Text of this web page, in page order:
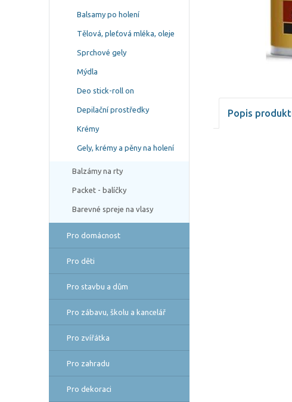
Balsamy po holení
Tělová, pleťová mléka, oleje
Sprchové gely
Mýdla
Deo stick-roll on
Depilační prostředky
Krémy
Gely, krémy a pěny na holení
Balzámy na rty
Packet - balíčky
Barevné spreje na vlasy
Pro domácnost
Pro děti
Pro stavbu a dům
Pro zábavu, školu a kancelář
Pro zvířátka
Pro zahradu
Pro dekoraci
Popis